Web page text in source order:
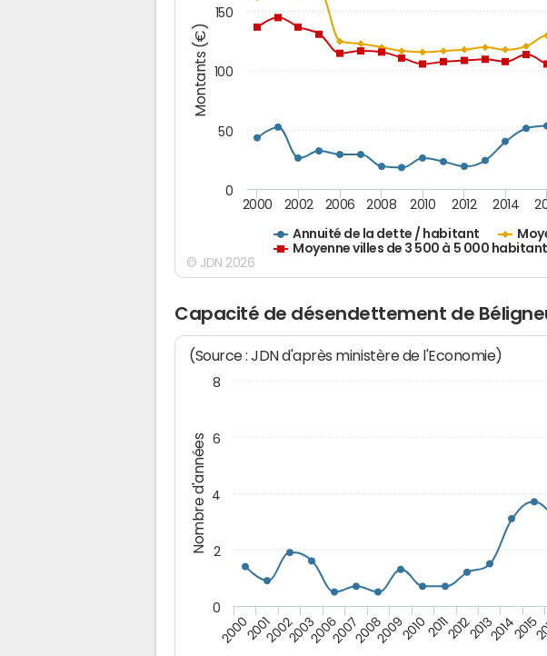
Montants (€)
Annuité de la dette / habitant
Moyenne villes de 3 500 à 5 000
2000 2002 2006 2008 2010 2012 2014
0
50
100
150
© JDN 2026
Capacité de désendettement de
Nombre d'années
(Source : JDN d'après ministère de l'Economie)
20002001200220032006200720082009201020112012201320142015
0
2
4
6
8